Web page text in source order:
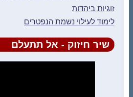
זוגיות ביהדות
לימוד לעילוי נשמת הנפטרים
שיר חיזוק - אל תתעלם